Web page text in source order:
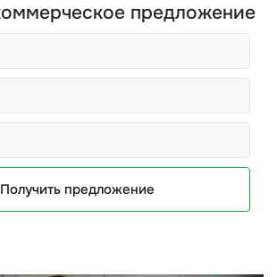
предложение
Получить предложение